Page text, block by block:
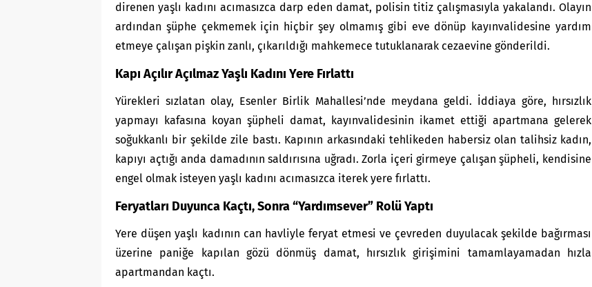
direnen yaşlı kadını acımasızca darp eden damat, polisin titiz çalışmasıyla yakalandı. Olayın
ardından şüphe çekmemek için hiçbir şey olmamış gibi eve dönüp kayınvalidesine yardım
etmeye çalışan pişkin zanlı, çıkarıldığı mahkemece tutuklanarak cezaevine gönderildi.
Kapı Açılır Açılmaz Yaşlı Kadını Yere Fırlattı
Yürekleri sızlatan olay, Esenler Birlik Mahallesi’nde meydana geldi. İddiaya göre, hırsızlık
yapmayı kafasına koyan şüpheli damat, kayınvalidesinin ikamet ettiği apartmana gelerek
soğukkanlı bir şekilde zile bastı. Kapının arkasındaki tehlikeden habersiz olan talihsiz kadın,
kapıyı açtığı anda damadının saldırısına uğradı. Zorla içeri girmeye çalışan şüpheli, kendisine
engel olmak isteyen yaşlı kadını acımasızca iterek yere fırlattı.
Feryatları Duyunca Kaçtı, Sonra “Yardımsever” Rolü Yaptı
Yere düşen yaşlı kadının can havliyle feryat etmesi ve çevreden duyulacak şekilde bağırması
üzerine paniğe kapılan gözü dönmüş damat, hırsızlık girişimini tamamlayamadan hızla
apartmandan kaçtı.